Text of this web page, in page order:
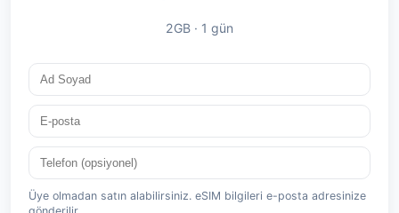
2GB · 1 gün
Üye olmadan satın alabilirsiniz. eSIM bilgileri e-posta adresinize